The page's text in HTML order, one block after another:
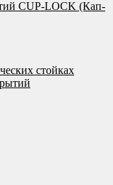
CUP-LOCK (Кап-
стойках